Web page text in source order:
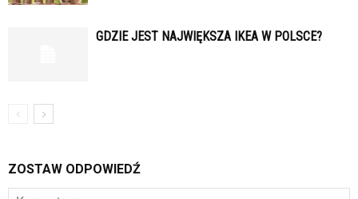
GDZIE JEST NAJWIĘKSZA IKEA W POLSCE?
ZOSTAW ODPOWIEDŹ